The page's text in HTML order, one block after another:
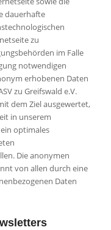
dauerhafte
zu
im Falle
notwendigen
erhobenen Daten
zu Greifswald e.V.
dem Ziel ausgewertet,
in unserem
optimales
Die anonymen
von allen durch eine
Daten